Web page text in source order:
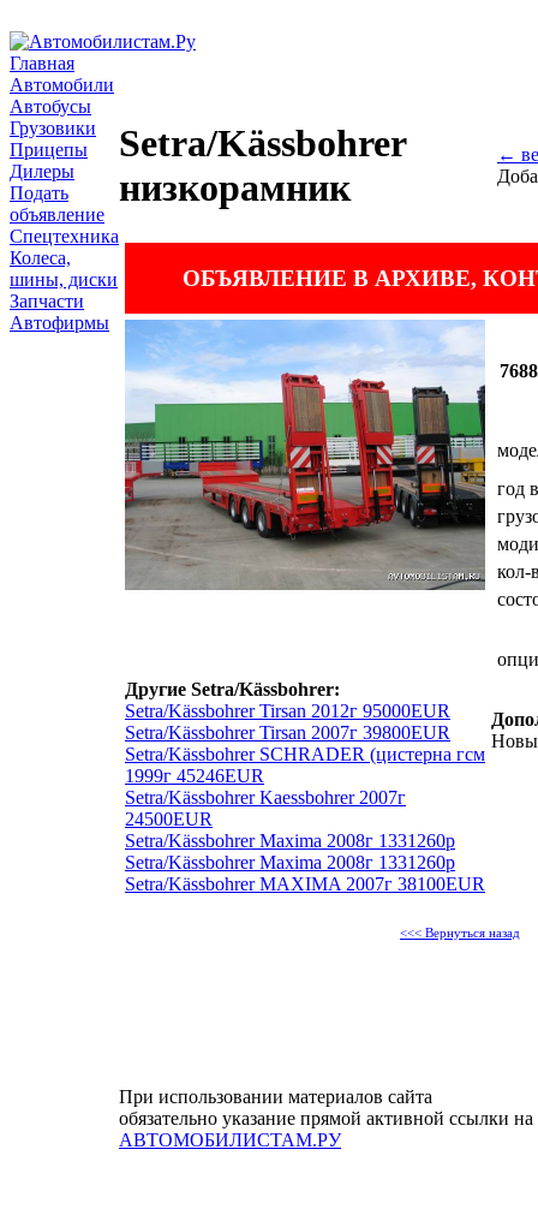
Главная
Автомобили
Автобусы
Грузовики
Прицепы
Дилеры
Подать
объявление
Спецтехника
Колеса,
шины, диски
Запчасти
Автофирмы
Setra/Kässbohrer
низкорамник
←
ОБЪЯВЛЕНИЕ В АРХИВЕ,
Другие Setra/Kässbohrer:
Setra/Kässbohrer Tirsan 2012г 95000EUR
Setra/Kässbohrer Tirsan 2007г 39800EUR
Setra/Kässbohrer SCHRADER (цистерна гсм
1999г 45246EUR
Setra/Kässbohrer Kaessbohrer 2007г
24500EUR
Setra/Kässbohrer Maxima 2008г 1331260р
Setra/Kässbohrer Maxima 2008г 1331260р
Setra/Kässbohrer MAXIMA 2007г 38100EUR
год
кол-
<<< Вернуться назад
При использовании материалов сайта
обязательно указание прямой активной ссылки на
АВТОМОБИЛИСТАМ.РУ